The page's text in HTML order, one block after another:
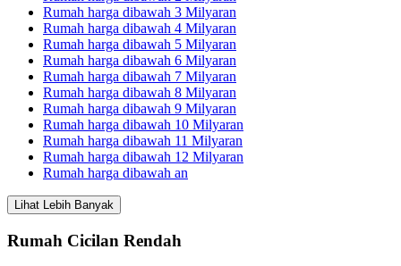
Rumah harga dibawah 3 Milyaran
Rumah harga dibawah 4 Milyaran
Rumah harga dibawah 5 Milyaran
Rumah harga dibawah 6 Milyaran
Rumah harga dibawah 7 Milyaran
Rumah harga dibawah 8 Milyaran
Rumah harga dibawah 9 Milyaran
Rumah harga dibawah 10 Milyaran
Rumah harga dibawah 11 Milyaran
Rumah harga dibawah 12 Milyaran
Rumah harga dibawah an
Lihat Lebih Banyak
Rumah Cicilan Rendah